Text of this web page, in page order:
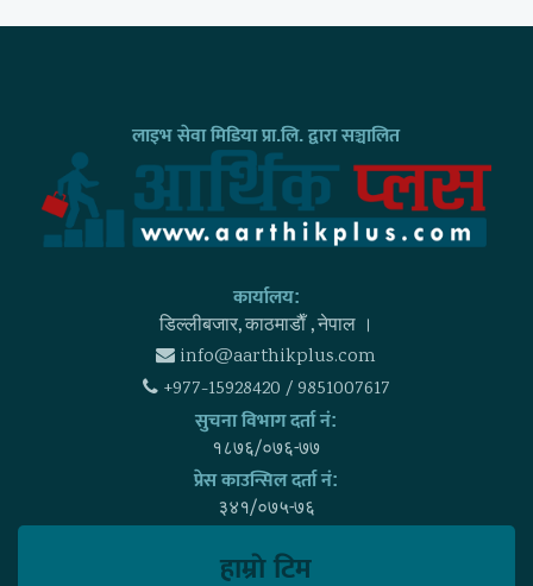
लाइभ सेवा मिडिया प्रा.लि. द्वारा सञ्चालित
कार्यालय:
डिल्लीबजार, काठमाडाैँ , नेपाल ।
info@aarthikplus.com
+977-15928420 / 9851007617
सुचना विभाग दर्ता नं:
१८७६/०७६-७७
प्रेस काउन्सिल दर्ता नं:
३४१/०७५-७६
हाम्राे टिम